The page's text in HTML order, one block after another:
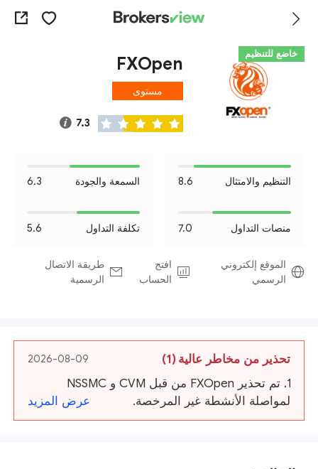
خاضع للتنظيم FXOpen
مستوى
7.3
التنظيم والامتثال 8.6 السمعة والجودة 6.3
منصات التداول 7.0 تكلفة التداول 5.6
الموقع إلكتروني
الرسمي
افتح
الحساب
طريقة الاتصال
الرسمية
تحذير من مخاطر عالية(1)
2026-08-09
1. تم تحذير FXOpen من قبل CVM و NSSMC
لمواصلة الأنشطة غير المرخصة.
عرض المزيد